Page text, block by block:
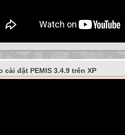
cài đặt PEMIS 3.4.9 trên XP